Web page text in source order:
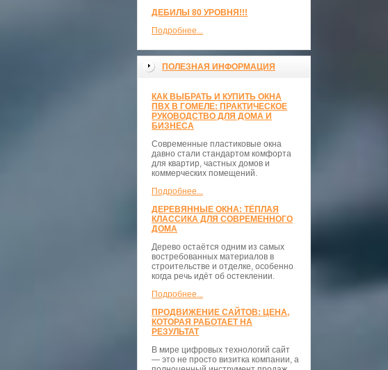
ДЕБИЛЫ 80 УРОВНЯ!!!
Подробнее...
ПОЛЕЗНАЯ ИНФОРМАЦИЯ
КАК ВЫБРАТЬ И КУПИТЬ ОКНА
ПВХ В ГОМЕЛЕ: ПРАКТИЧЕСКОЕ
РУКОВОДСТВО ДЛЯ ДОМА И
БИЗНЕСА
Современные пластиковые окна
давно стали стандартом комфорта
для квартир, частных домов и
коммерческих помещений.
Подробнее...
ДЕРЕВЯННЫЕ ОКНА: ТЁПЛАЯ
КЛАССИКА ДЛЯ СОВРЕМЕННОГО
ДОМА
Дерево остаётся одним из самых
востребованных материалов в
строительстве и отделке, особенно
когда речь идёт об остеклении.
Подробнее...
ПРОДВИЖЕНИЕ САЙТОВ: ЦЕНА,
КОТОРАЯ РАБОТАЕТ НА
РЕЗУЛЬТАТ
В мире цифровых технологий сайт
— это не просто визитка компании, а